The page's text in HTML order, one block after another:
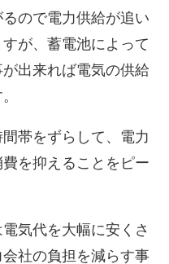
ので電力供給が追い
が、蓄電池によって
出来れば電気の供給
帯をずらして、電力
を抑えることをピー
気代を大幅に安くさ
社の負担を減らす事